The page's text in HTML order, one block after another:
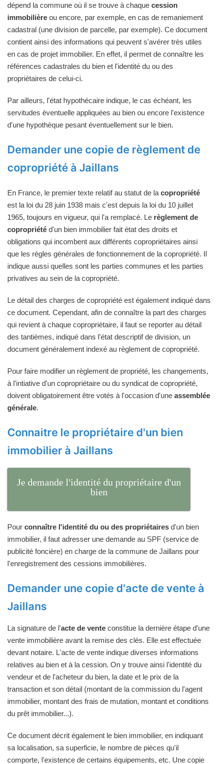
dépend la commune où il se trouve à chaque cession
immobilière ou encore, par exemple, en cas de remaniement
cadastral (une division de parcelle, par exemple). Ce document
contient ainsi des informations qui peuvent s'avérer très utiles
en cas de projet immobilier. En effet, il permet de connaître les
références cadastrales du bien et l'identité du ou des
propriétaires de celui-ci.
Par ailleurs, l'état hypothécaire indique, le cas échéant, les
servitudes éventuelle appliquées au bien ou encore l'existence
d'une hypothèque pesant éventuellement sur le bien.
Demander une copie de règlement de
copropriété à Jaillans
En France, le premier texte relatif au statut de la copropriété
est la loi du 28 juin 1938 mais c'est depuis la loi du 10 juillet
1965, toujours en vigueur, qui l'a remplacé. Le règlement de
copropriété d'un bien immobilier fait état des droits et
obligations qui incombent aux différents copropriétaires ainsi
que les règles générales de fonctionnement de la copropriété. Il
indique aussi quelles sont les parties communes et les parties
privatives au sein de la copropriété.
Le détail des charges de copropriété est également indiqué dans
ce document. Cependant, afin de connaître la part des charges
qui revient à chaque copropriétaire, il faut se reporter au détail
des tantièmes, indiqué dans l'état descriptif de division, un
document généralement indexé au règlement de copropriété.
Pour faire modifier un règlement de propriété, les changements,
à l'intiative d'un copropriétaire ou du syndicat de copropriété,
doivent obligatoirement être votés à l'occasion d'une assemblée
générale.
Connaitre le propriétaire d'un bien
immobilier à Jaillans
Je demande l'identité du propriétaire d'un
bien
Pour connaître l'identité du ou des propriétaires d'un bien
immobilier, il faut adresser une demande au SPF (service de
publicité foncière) en charge de la commune de Jaillans pour
l'enregistrement des cessions immobilières.
Demander une copie d'acte de vente à
Jaillans
La signature de l'acte de vente constitue la dernière étape d'une
vente immobilière avant la remise des clés. Elle est effectuée
devant notaire. L'acte de vente indique diverses informations
relatives au bien et à la cession. On y trouve ainsi l'identité du
vendeur et de l'acheteur du bien, la date et le prix de la
transaction et son détail (montant de la commission du l'agent
immobilier, montant des frais de mutation, montant et conditions
du prêt immobilier...).
Ce document décrit également le bien immobilier, en indiquant
sa localisation, sa superficie, le nombre de pièces qu'il
comporte, l'existence de certains équipements, etc. Une copie